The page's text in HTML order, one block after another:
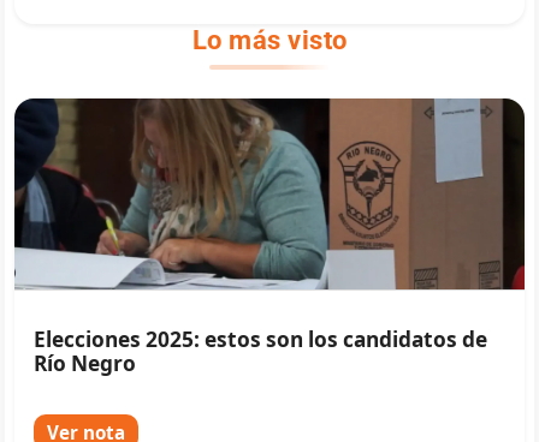
Lo más visto
Elecciones 2025: estos son los candidatos de
Río Negro
Ver nota